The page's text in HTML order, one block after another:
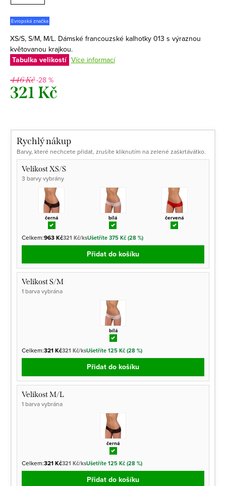
Evropská značka
XS/S, S/M, M/L. Dámské francouzské kalhotky 013 s výraznou
květovanou krajkou.
Tabulka velikostí Více informací
446 Kč-28 %
321 Kč
Rychlý nákup
Barvy, které nechcete přidat, zrušíte kliknutím na zelené zaškrtávátko.
Velikost XS/S
3 barvy vybrány
černá bílá červená
Celkem:963 Kč321 Kč/ksUšetříte 375 Kč (28 %)
Přidat do košíku
Velikost S/M
1 barva vybrána
bílá
Celkem:321 Kč321 Kč/ksUšetříte 125 Kč (28 %)
Přidat do košíku
Velikost M/L
1 barva vybrána
černá
Celkem:321 Kč321 Kč/ksUšetříte 125 Kč (28 %)
Přidat do košíku